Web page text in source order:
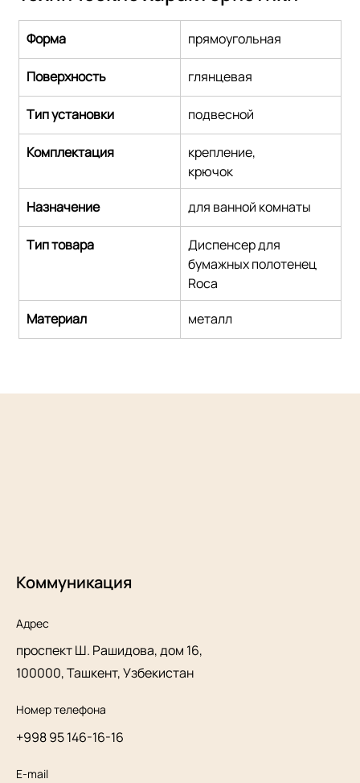
Форма прямоугольная
Поверхность глянцевая
Тип установки подвесной
Комплектация
крепление,
крючок
Назначение
для ванной комнаты
Тип товара
Диспенсер для
бумажных полотенец
Roca
Материал
металл
Коммуникация
Адрес
проспект Ш. Рашидова, дом 16,
100000, Ташкент, Узбекистан
Номер телефона
+998 95 146-16-16
E-mail